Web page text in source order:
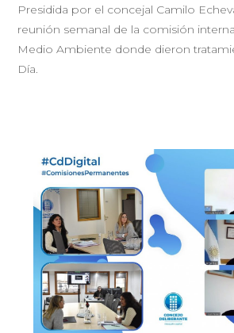
Presidida por el concejal Camilo
reunión semanal de la comisión
Medio Ambiente donde dieron
Día.